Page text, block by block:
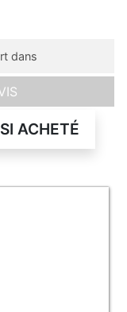
dans
ACHETÉ